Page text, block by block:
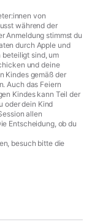
von
während der
Anmeldung stimmst du
durch Apple und
beteiligt sind, um
und deine
Kindes gemäß der
Auch das Feiern
Kindes kann Teil der
oder dein Kind
allen
Entscheidung, ob du
besuch bitte die